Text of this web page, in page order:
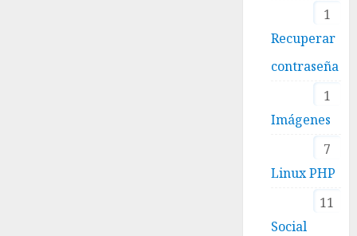
1
Recuperar
contraseña
1
Imágenes
7
Linux PHP
11
Social